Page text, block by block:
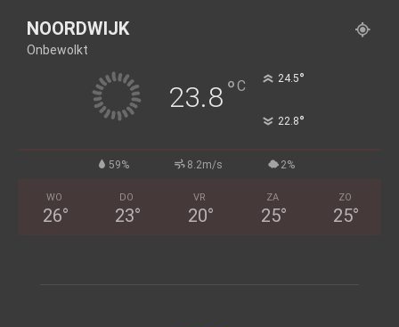
NOORDWIJK
Onbewolkt
23.8°C 24.5°
22.8°
59% 8.2m/s 2%
WO
26°
DO
23°
VR
20°
ZA
25°
ZO
25°